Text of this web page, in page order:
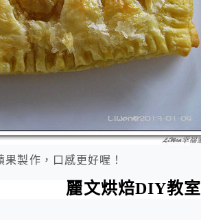
製作，口感更好喔！
麗文烘焙DIY教室